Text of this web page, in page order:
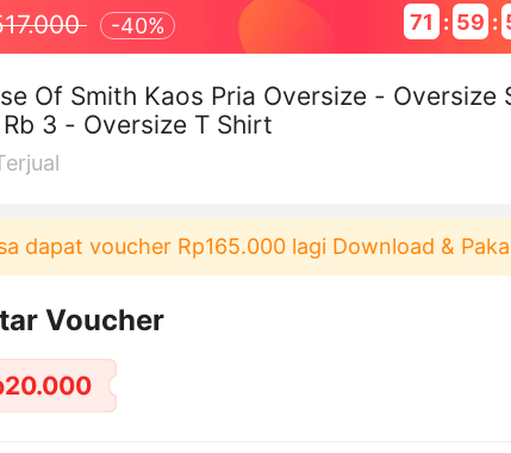
-40% 71 : 59 :
Of Smith Kaos Pria Oversize - Oversize
3 - Oversize T Shirt
voucher Rp165.000 lagi Download & Pakai！
Voucher